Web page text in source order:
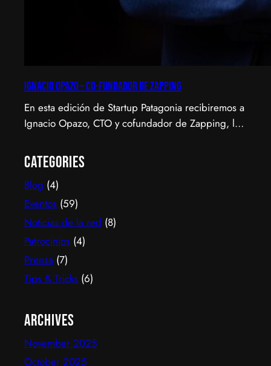
Ignacio Opazo – Co-Fundador de Zapping
En esta edición de Startup Patagonia recibiremos a
Ignacio Opazo, CTO y cofundador de Zapping, la
que América Latina ve televisión. ​Zapping nació
con una idea simple y potente: ofrecer una
experiencia de TV por internet fluida, sin
decodificadores ni contratos, y hoy suma más de
600…
Categories
Blog (4)
Eventos (59)
Noticias de la red (8)
Patrocinios (4)
Prensa (7)
Tips & Tricks (6)
Archives
November 2025
October 2025